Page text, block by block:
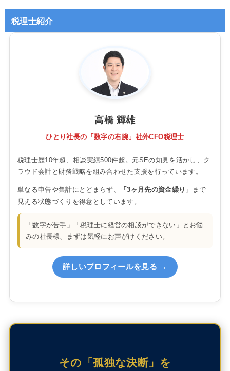
税理士紹介
高橋 輝雄
ひとり社長の「数字の右腕」社外CFO税理士
税理士歴10年超、相談実績500件超。元SEの知見を活かし、ク
ラウド会計と財務戦略を組み合わせた支援を行っています。
単なる申告や集計にとどまらず、 「3ヶ月先の資金繰り」
まで
見える状態づくりを得意としています。
「数字が苦手」「税理士に経営の相談ができない」とお悩
みの社長様、まずは気軽にお声がけください。
詳しいプロフィールを見る →
その「孤独な決断」を